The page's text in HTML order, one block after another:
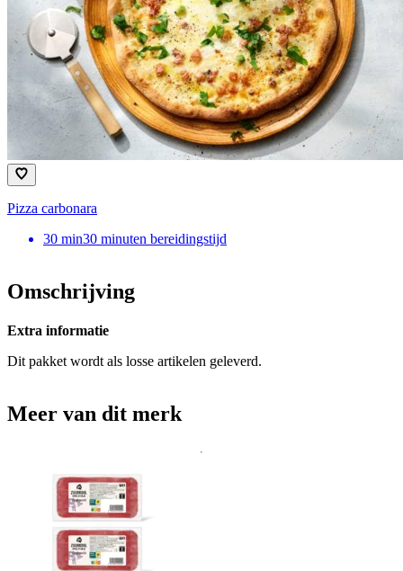
Pizza carbonara
30 min30 minuten bereidingstijd
Omschrijving
Extra informatie
Dit pakket wordt als losse artikelen geleverd.
Meer van dit merk